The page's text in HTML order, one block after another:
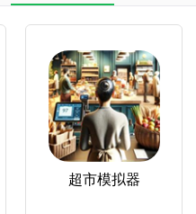
超市模拟器